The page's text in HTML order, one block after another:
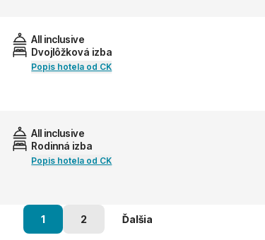
All inclusive
Dvojlôžková izba
Popis hotela od CK
All inclusive
Rodinná izba
Popis hotela od CK
1 2 Ďalšia